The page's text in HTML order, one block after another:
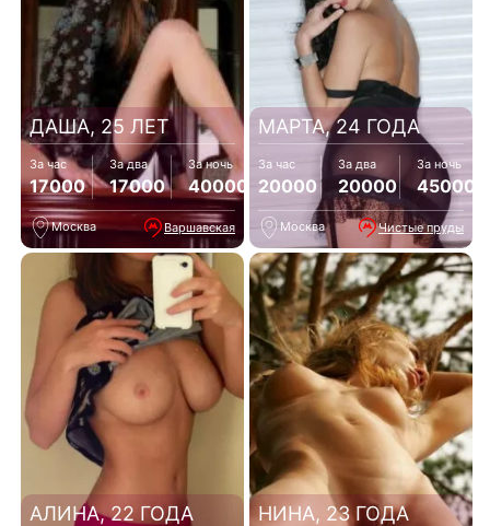
ДАША, 25 ЛЕТ
За час
17000
За два
17000
За ночь
40000
Москва Варшавская
МАРТА, 24 ГОДА
За час
20000
За два
20000
За ночь
45000
Москва Чистые пруды
АЛИНА, 22 ГОДА НИНА, 23 ГОДА